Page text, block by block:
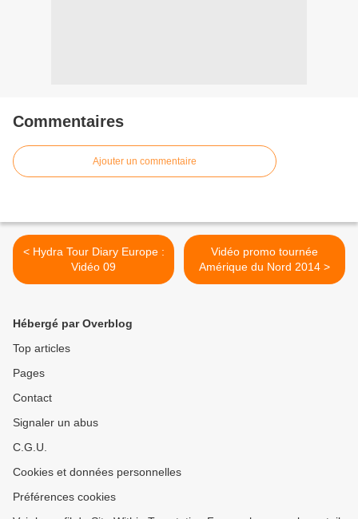
Commentaires
Ajouter un commentaire
< Hydra Tour Diary Europe :
Vidéo 09
Vidéo promo tournée
Amérique du Nord 2014 >
Hébergé par Overblog
Top articles
Pages
Contact
Signaler un abus
C.G.U.
Cookies et données personnelles
Préférences cookies